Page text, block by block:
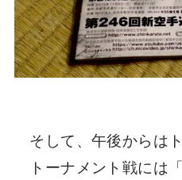
そして、午後からは
トーナメント戦には